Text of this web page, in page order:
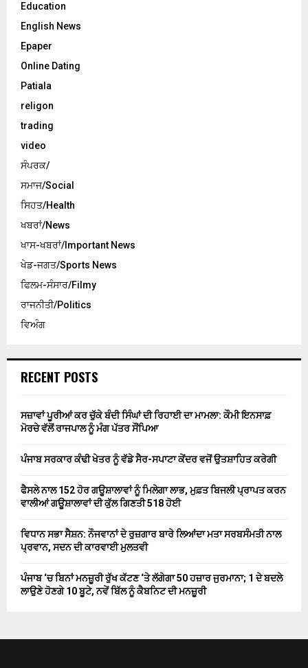
Education
English News
Epaper
Online Dating
Patiala
religon
trading
video
ਸੰਪਰਕ/
ਸਮਾਜ/Social
ਸਿਹਤ/Health
ਖਬਰਾਂ/News
ਖਾਸ-ਖਬਰਾਂ/Important News
ਖੇਡ-ਜਗਤ/Sports News
ਫਿਲਮ-ਸੰਸਾਰ/Filmy
ਰਾਜਨੀਤੀ/Politics
ਵਿਅੰਗ
RECENT POSTS
ਸਜ਼ਾਵਾਂ ਪੂਰੀਆਂ ਕਰ ਚੁੱਕੇ ਬੰਦੀ ਸਿੰਘਾਂ ਦੀ ਰਿਹਾਈ ਦਾ ਮਾਮਲਾ: ਕੌਮੀ ਇਨਸਾਫ਼
ਮੋਰਚੇ ਵੱਲੋਂ ਰਾਜਪਾਲ ਨੂੰ ਮੰਗ ਪੱਤਰ ਸੌਂਪਿਆ
ਪੰਜਾਬ ਸਰਕਾਰ ਕੰਢੀ ਖੇਤਰ ਨੂੰ ਵੱਡੇ ਸੈਰ-ਸਪਾਟਾ ਕੇਂਦਰ ਵਜੋਂ ਉਤਸ਼ਾਹਿਤ ਕਰੇਗੀ
ਫੈਸਲੇ ਨਾਲ 152 ਹੋਰ ਗਊਸ਼ਾਲਾਵਾਂ ਨੂੰ ਮਿਲੇਗਾ ਲਾਭ, ਮੁਫ਼ਤ ਬਿਜਲੀ ਪ੍ਰਾਪਤ ਕਰਨ
ਵਾਲੀਆਂ ਗਊਸ਼ਾਲਾਵਾਂ ਦੀ ਕੁੱਲ ਗਿਣਤੀ 518 ਹੋਈ
ਵਿਧਾਨ ਸਭਾ ਸੈਸ਼ਨ: ਨੌਜਵਾਨਾਂ ਦੇ ਰੁਜ਼ਗਾਰ ਬਾਰੇ ਲਿਆਂਦਾ ਮਤਾ ਸਰਬਸੰਮਤੀ ਨਾਲ
ਪ੍ਰਵਾਨ, ਸਦਨ ਦੀ ਕਾਰਵਾਈ ਮੁਲਤਵੀ
ਪੰਜਾਬ ‘ਚ ਬਿਨਾਂ ਮਨਜ਼ੂਰੀ ਰੁੱਖ ਕੱਟਣ ‘ਤੇ ਲੱਗੇਗਾ 50 ਹਜ਼ਾਰ ਜੁਰਮਾਨਾ; 1 ਦੇ ਬਦਲੇ
ਲਾਉਣੇ ਹੋਣਗੇ 10 ਬੂਟੇ, ਨਵੇਂ ਬਿੱਲ ਨੂੰ ਕੈਬਨਿਟ ਦੀ ਮਨਜ਼ੂਰੀ